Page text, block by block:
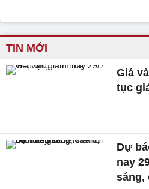
TIN MỚI
Giá
tục
Dự
nay
sáng,